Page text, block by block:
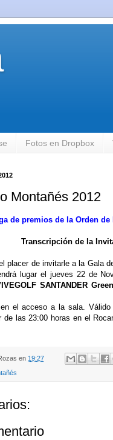
Fotos en Dropbox
Montañés 2012
de premios de la Orden
Transcripción de la
placer de invitarle a la Gala
lugar el jueves 22 de
SANTANDER
en el acceso a la sala.
las 23:00 horas en el
en 19:27